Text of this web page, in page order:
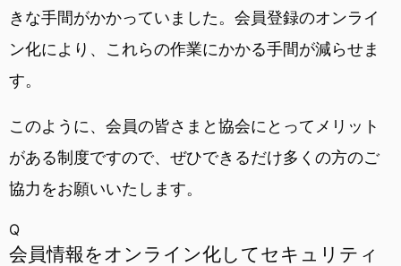
きな手間がかかっていました。会員登録のオンライ
ン化により、これらの作業にかかる手間が減らせま
す。
このように、会員の皆さまと協会にとってメリット
がある制度ですので、ぜひできるだけ多くの方のご
協力をお願いいたします。
Q
会員情報をオンライン化してセキュリティ